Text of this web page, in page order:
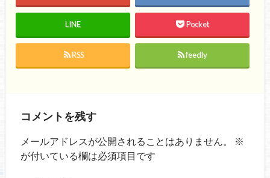
LINE Pocket
RSS feedly
コメントを残す
メールアドレスが公開されることはありません。
※
が付いている欄は必須項目です